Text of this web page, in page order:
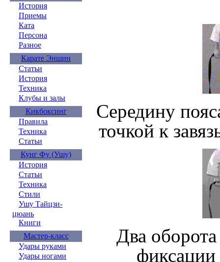
История
Приемы
Ката
Персона
Разное
Карате Эншин
Статьи
История
Техника
Клубы и залы
Кикбоксинг
Правила
Техника
Статьи
Кунг Фу (Ушу)
История
Статьи
Техника
Стили
Ушу Тайцзи-
цюань
Книги
Мастер-класс
Удары руками
Удары ногами
Середину
точкой к
Два